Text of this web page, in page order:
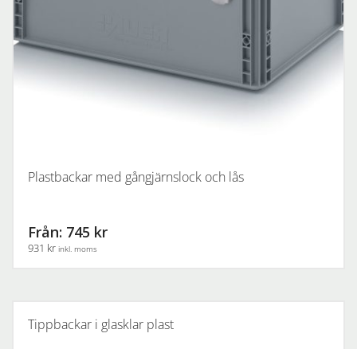
produktsidan
Plastbackar med gångjärnslock och lås
Från: 745 kr
931 kr inkl. moms
Tippbackar i glasklar plast